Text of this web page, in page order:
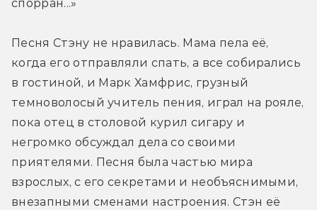
спорран...»
Песня Стэну не нравилась. Мама пела её,
когда его отправляли спать, а все собирались
в гостиной, и Марк Хамфрис, грузный
темноволосый учитель пения, играл на рояле,
пока отец в столовой курил сигару и
негромко обсуждал дела со своими
приятелями. Песня была частью мира
взрослых, с его секретами и необъяснимыми,
внезапными сменами настроения. Стэн её